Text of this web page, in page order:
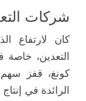
شركات
كان لارتفاع
التعدين،